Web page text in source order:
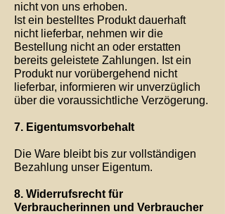
nicht von uns erhoben.
Ist ein bestelltes Produkt dauerhaft
nicht lieferbar, nehmen wir die
Bestellung nicht an oder erstatten
bereits geleistete Zahlungen. Ist ein
Produkt nur vorübergehend nicht
lieferbar, informieren wir unverzüglich
über die voraussichtliche Verzögerung.
7. Eigentumsvorbehalt
Die Ware bleibt bis zur vollständigen
Bezahlung unser Eigentum.
8. Widerrufsrecht für
Verbraucherinnen und Verbraucher